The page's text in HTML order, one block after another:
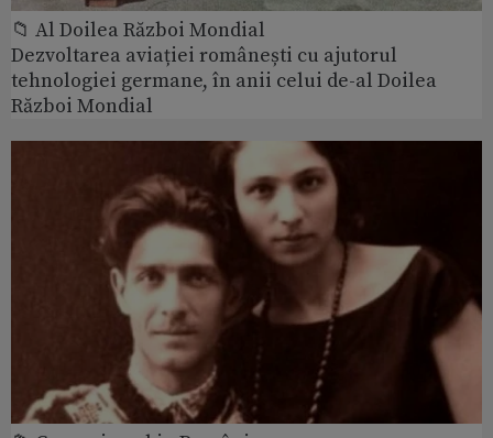
📁 Al Doilea Război Mondial
Dezvoltarea aviației românești cu ajutorul
tehnologiei germane, în anii celui de-al Doilea
Război Mondial